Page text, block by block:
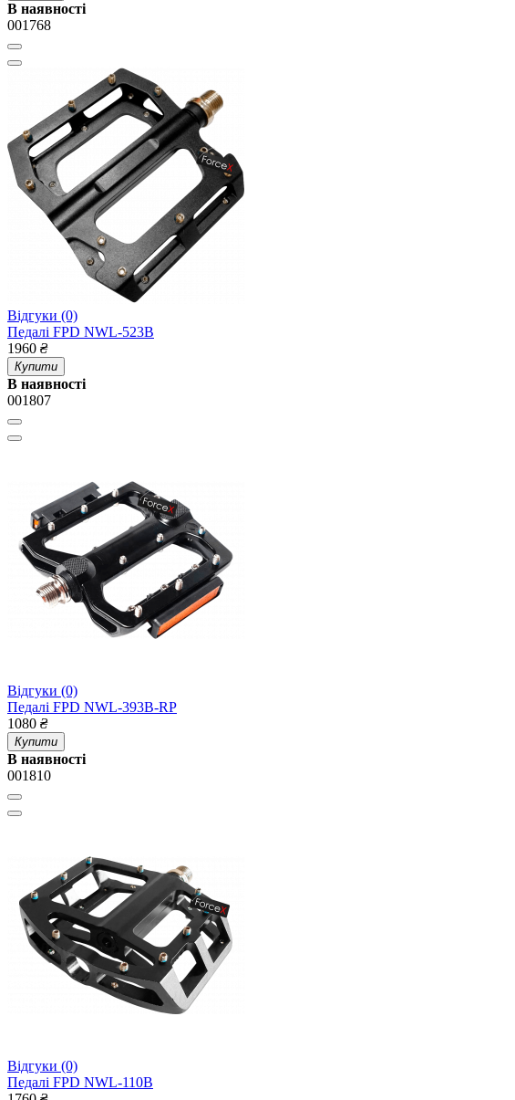
В наявності
001768
Відгуки (0)
Педалі FPD NWL-523B
1960 ₴
Купити
В наявності
001807
Відгуки (0)
Педалі FPD NWL-393B-RP
1080 ₴
Купити
В наявності
001810
Відгуки (0)
Педалі FPD NWL-110B